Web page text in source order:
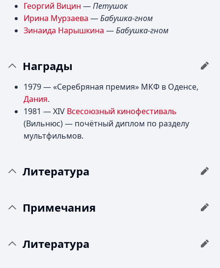
Георгий Вицин —Петушок
Ирина Мурзаева —Бабушка-гном
Зинаида Нарышкина —Бабушка-гном
Награды
1979 — «Серебряная премия» МКФ в Оденсе,
Дания.
1981 — XIV Всесоюзный кинофестиваль
(Вильнюс) — почётный диплом по разделу
мультфильмов.
Литература
Примечания
Литература